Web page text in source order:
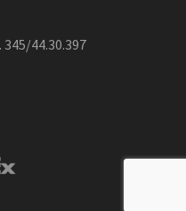
345/44.30.397